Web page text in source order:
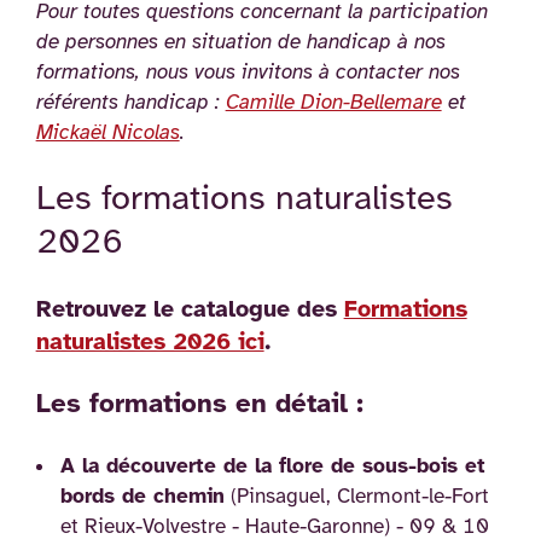
Pour toutes questions concernant la participation
de personnes en situation de handicap à nos
formations, nous vous invitons à contacter nos
référents handicap : Camille Dion-Bellemareet
Mickaël Nicolas.
Les formations naturalistes
2026
Retrouvez le catalogue des Formations
naturalistes 2026 ici.
Les formations en détail :
A la découverte de la flore de sous-bois et
bords de chemin (Pinsaguel, Clermont-le-Fort
et Rieux-Volvestre - Haute-Garonne) - 09 & 10